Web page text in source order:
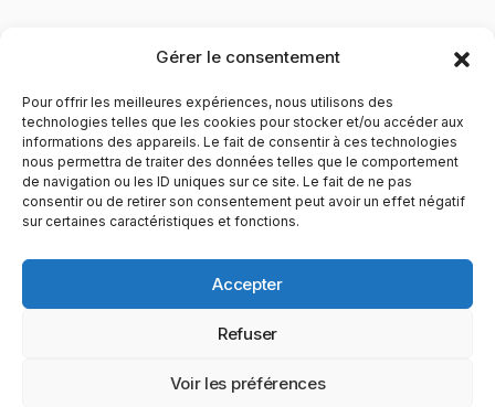
Gérer le consentement
Pour offrir les meilleures expériences, nous utilisons des
technologies telles que les cookies pour stocker et/ou accéder aux
informations des appareils. Le fait de consentir à ces technologies
nous permettra de traiter des données telles que le comportement
de navigation ou les ID uniques sur ce site. Le fait de ne pas
consentir ou de retirer son consentement peut avoir un effet négatif
sur certaines caractéristiques et fonctions.
Accepter
Refuser
Voir les préférences
YubiGeek est un média français dédié aux nouvelles
technologies, à la culture geek et au numérique. Fondé par
actualités, guides, tests et analyses autour de l’innovation,
du web, du gaming et de la science, avec une approche